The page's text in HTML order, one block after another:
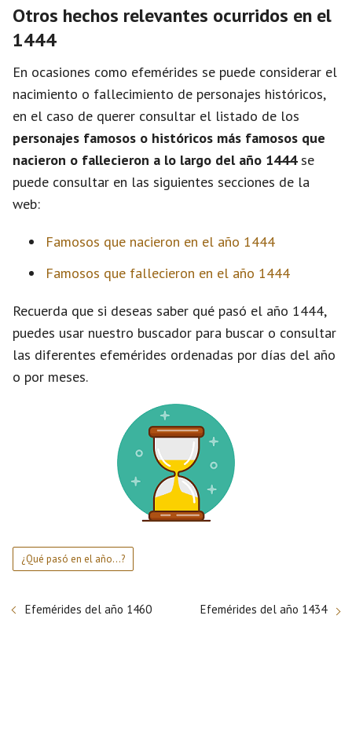
Otros hechos relevantes ocurridos en el
1444
En ocasiones como efemérides se puede considerar el
nacimiento o fallecimiento de personajes históricos,
en el caso de querer consultar el listado de los
personajes famosos o históricos más famosos que
nacieron o fallecieron a lo largo del año 1444se
puede consultar en las siguientes secciones de la
web:
Famosos que nacieron en el año 1444
Famosos que fallecieron en el año 1444
Recuerda que si deseas saber qué pasó el año 1444,
puedes usar nuestro buscador para buscar o consultar
las diferentes efemérides ordenadas por días del año
o por meses.
¿Qué pasó en el año...?
Efemérides del año 1460 Efemérides del año 1434